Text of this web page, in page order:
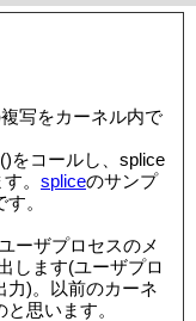
写をカーネル内で
をコールし、splice
。 spliceのサンプ
。
ーザプロセスのメ
します(ユーザプロ
力)。以前のカーネ
思います。